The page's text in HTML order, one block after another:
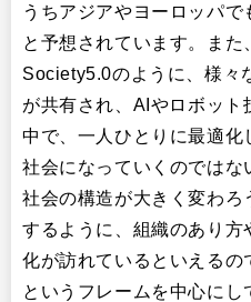
うちアジアやヨーロッパで
と予想されています。また
Society5.0のように、様々
が共有され、AIやロボット
中で、一人ひとりに最適化
社会になっていくのではな
社会の構造が大きく変わろ
するように、組織のあり
化が訪れているといえるの
というフレームを中心にし